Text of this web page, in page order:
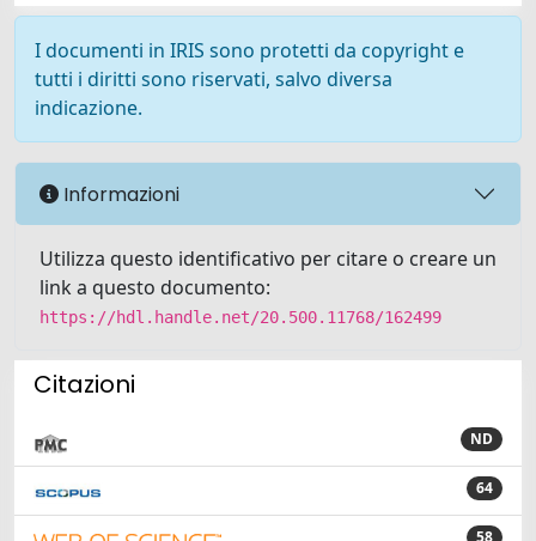
I documenti in IRIS sono protetti da copyright e
tutti i diritti sono riservati, salvo diversa
indicazione.
Informazioni
Utilizza questo identificativo per citare o creare un
link a questo documento:
https://hdl.handle.net/20.500.11768/162499
Citazioni
ND
64